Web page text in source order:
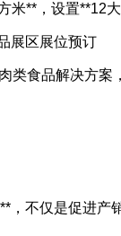
**，设置**12
食品解决方案
，不仅是促进产